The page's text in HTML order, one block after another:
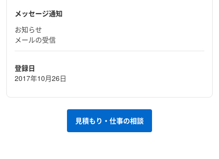
メッセージ通知
お知らせ
メールの受信
登録日
2017年10月26日
見積もり・仕事の相談